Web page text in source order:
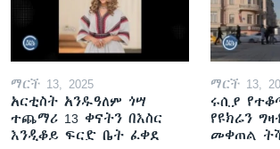
ማርች 13, 2025
አርቲስት አንዱዓለም ጎሣ
ተጨማሪ 13 ቀናትን በእስር
እንዲቆይ ፍርድ ቤት ፈቀደ
ማርች 13,
ሩሲያ
የዩክሬን
መቀጠል